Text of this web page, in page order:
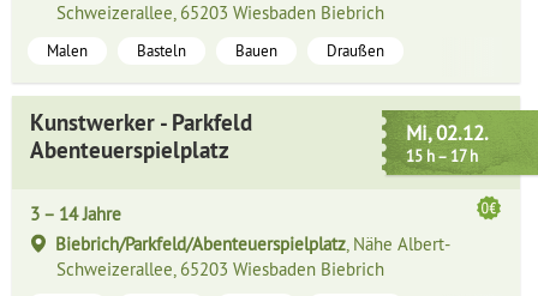
Schweizerallee, 65203 Wiesbaden Biebrich
Malen Basteln Bauen Draußen
Mi, 02.12.
15 h – 17 h
Kunstwerker - Parkfeld
Abenteuerspielplatz
3 – 14 Jahre
Biebrich/Parkfeld/Abenteuerspielplatz, Nähe Albert-
Schweizerallee, 65203 Wiesbaden Biebrich